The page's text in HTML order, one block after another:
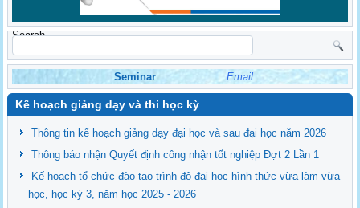
Search
Seminar Email
Kế hoạch giảng dạy và thi học kỳ
Thông tin kế hoạch giảng dạy đại học và sau đại học năm 2026
Thông báo nhận Quyết định công nhận tốt nghiệp Đợt 2 Lần 1
Kế hoạch tổ chức đào tạo trình độ đại học hình thức vừa làm vừa
học, học kỳ 3, năm học 2025 - 2026